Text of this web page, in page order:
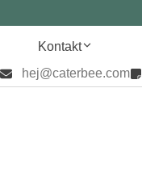
Kontakt
hej@caterbee.com